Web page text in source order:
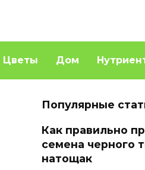
Цветы Дом
Популярные
Как правильно
семена черного
натощак